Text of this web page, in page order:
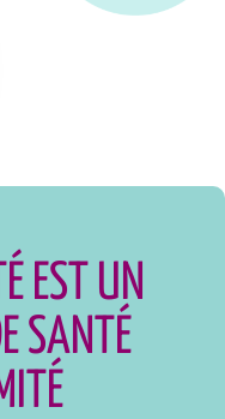
EST UN
SANTÉ